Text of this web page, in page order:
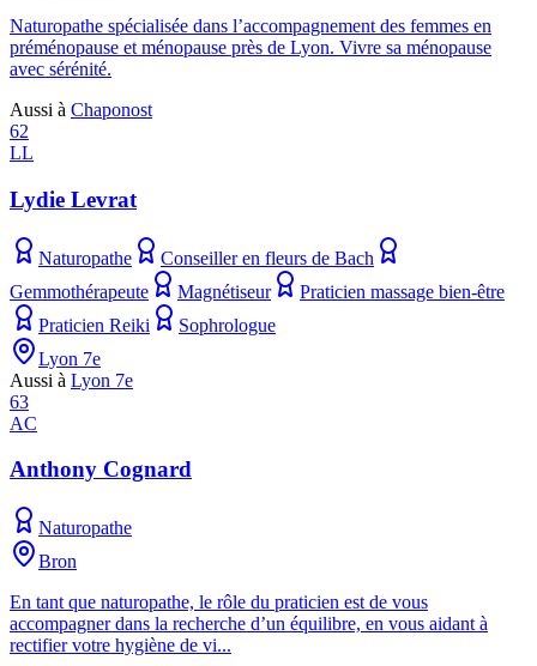
Naturopathe spécialisée dans l’accompagnement des femmes en
préménopause et ménopause près de Lyon. Vivre sa ménopause
avec sérénité.
Aussi à Chaponost
62
LL
Lydie Levrat
Naturopathe
Conseiller en fleurs de Bach
Gemmothérapeute
Magnétiseur
Praticien massage bien-être
Praticien Reiki
Sophrologue
Lyon 7e
Aussi à Lyon 7e
63
AC
Anthony Cognard
Naturopathe
Bron
En tant que naturopathe, le rôle du praticien est de vous
accompagner dans la recherche d’un équilibre, en vous aidant à
rectifier votre hygiène de vi...